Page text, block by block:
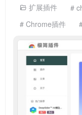
扩展插件 #
# Chrome插件
# 扩展
# 插件